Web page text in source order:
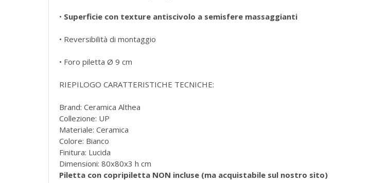
• Superficie con texture antiscivolo a semisfere massaggianti
• Reversibilità di montaggio
• Foro piletta Ø 9 cm
RIEPILOGO CARATTERISTICHE TECNICHE:
Brand: Ceramica Althea
Collezione: UP
Materiale: Ceramica
Colore: Bianco
Finitura: Lucida
Dimensioni: 80x80x3 h cm
Piletta con copripiletta NON incluse (ma acquistabile sul nostro sito)